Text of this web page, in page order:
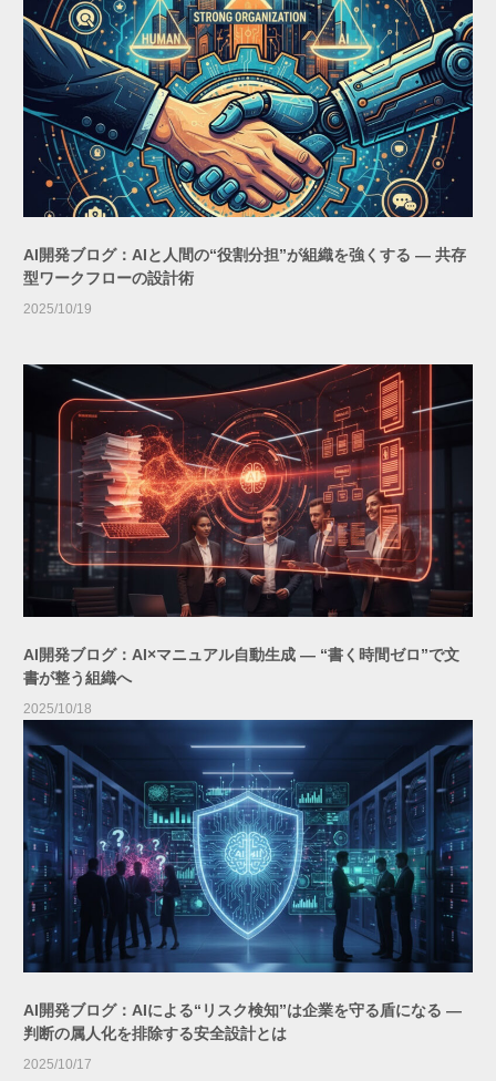
AI開発ブログ：AIと人間の“役割分担”が組織を強くする ― 共存
型ワークフローの設計術
2025/10/19
AI開発ブログ：AI×マニュアル自動生成 ― “書く時間ゼロ”で文
書が整う組織へ
2025/10/18
AI開発ブログ：AIによる“リスク検知”は企業を守る盾になる ―
判断の属人化を排除する安全設計とは
2025/10/17